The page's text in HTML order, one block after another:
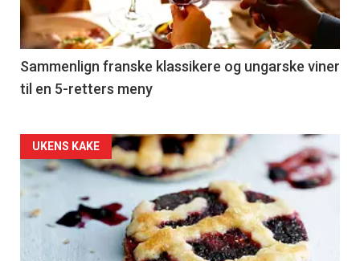
-
5
Sammenlign franske klassikere og ungarske viner
til en 5-retters meny
Forsiden
akkurat
nå
UKENS KAKE